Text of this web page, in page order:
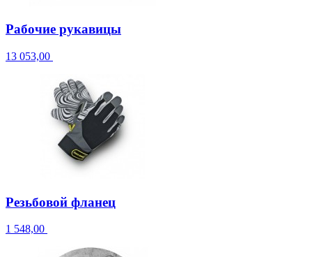
Рабочие рукавицы
13 053,00
Резьбовой фланец
1 548,00